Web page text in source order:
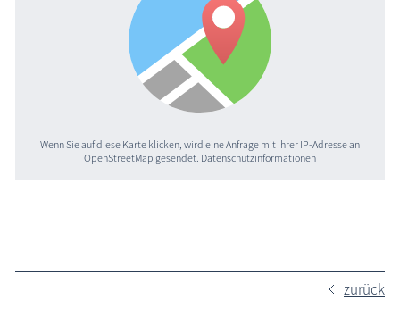
Wenn Sie auf diese Karte klicken, wird eine Anfrage mit Ihrer IP-Adresse an
OpenStreetMap gesendet. Datenschutzinformationen
zurück